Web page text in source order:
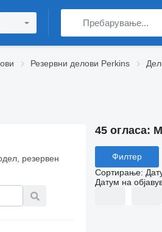
Резервни делови Perkins
резервен
45 огласа:
Филтер
Сортирање:
Датум на